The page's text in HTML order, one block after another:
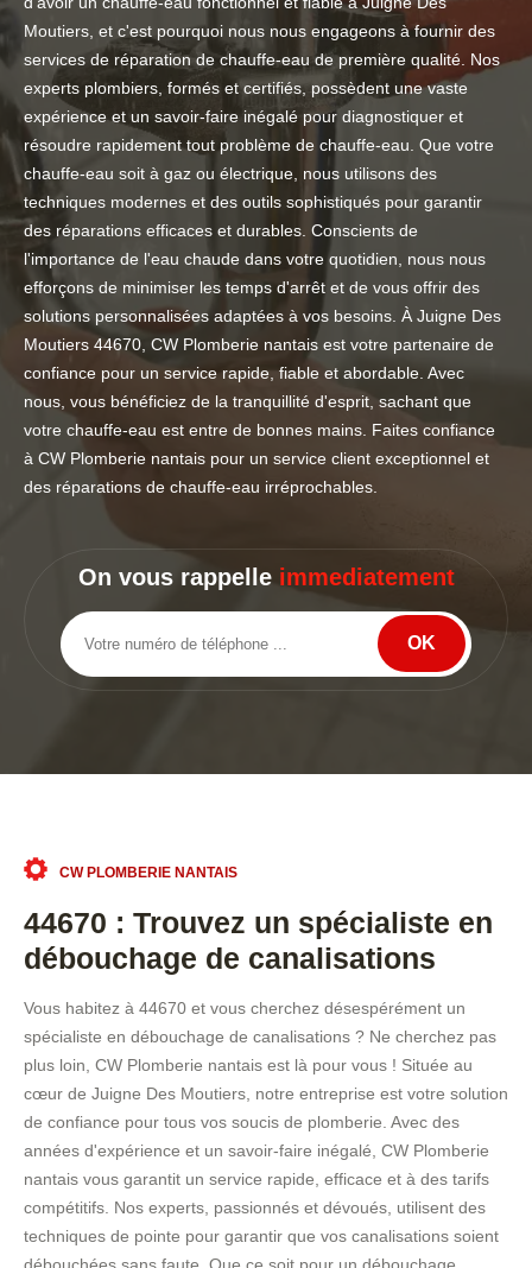
Moutiers, et c'est pourquoi nous nous engageons à fournir des
services de réparation de chauffe-eau de première qualité. Nos
experts plombiers, formés et certifiés, possèdent une vaste
expérience et un savoir-faire inégalé pour diagnostiquer et
résoudre rapidement tout problème de chauffe-eau. Que votre
chauffe-eau soit à gaz ou électrique, nous utilisons des
techniques modernes et des outils sophistiqués pour garantir
des réparations efficaces et durables. Conscients de
l'importance de l'eau chaude dans votre quotidien, nous nous
efforçons de minimiser les temps d'arrêt et de vous offrir des
solutions personnalisées adaptées à vos besoins. À Juigne Des
Moutiers 44670, CW Plomberie nantais est votre partenaire de
confiance pour un service rapide, fiable et abordable. Avec
nous, vous bénéficiez de la tranquillité d'esprit, sachant que
votre chauffe-eau est entre de bonnes mains. Faites confiance
à CW Plomberie nantais pour un service client exceptionnel et
des réparations de chauffe-eau irréprochables.
On vous rappelle immediatement
CW PLOMBERIE NANTAIS
44670 : Trouvez un spécialiste en
débouchage de canalisations
Vous habitez à 44670 et vous cherchez désespérément un
spécialiste en débouchage de canalisations ? Ne cherchez pas
plus loin, CW Plomberie nantais est là pour vous ! Située au
cœur de Juigne Des Moutiers, notre entreprise est votre solution
de confiance pour tous vos soucis de plomberie. Avec des
années d'expérience et un savoir-faire inégalé, CW Plomberie
nantais vous garantit un service rapide, efficace et à des tarifs
compétitifs. Nos experts, passionnés et dévoués, utilisent des
techniques de pointe pour garantir que vos canalisations soient